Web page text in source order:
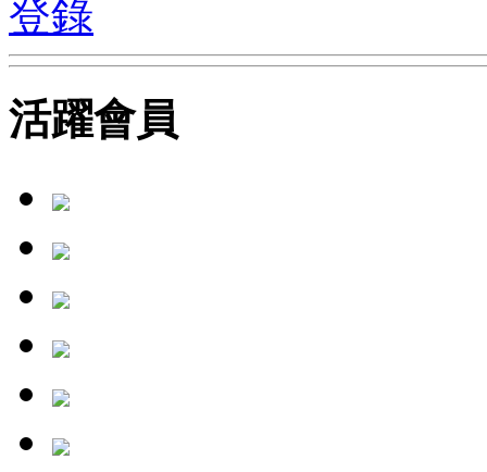
登錄
活躍會員